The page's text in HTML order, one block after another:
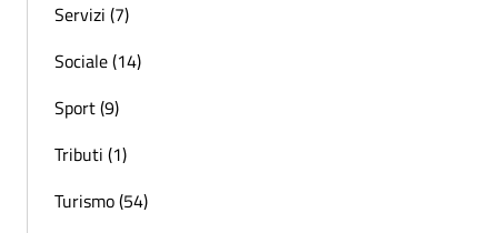
Servizi (7)
Sociale (14)
Sport (9)
Tributi (1)
Turismo (54)